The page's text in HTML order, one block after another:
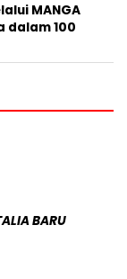
MANGA
dalam 100
BARU